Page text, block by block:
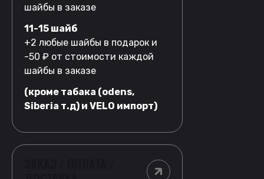
шайбы в заказе
11-15 шайб
+2 любые шайбы в подарок и
-50 ₽ от стоимости каждой
шайбы в заказе
(кроме табака (odens,
Siberia т.д) и VELO импорт)